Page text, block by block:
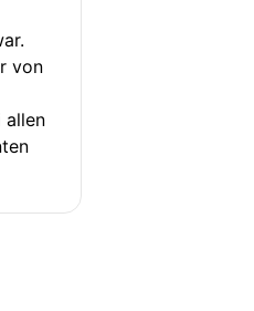
von
allen